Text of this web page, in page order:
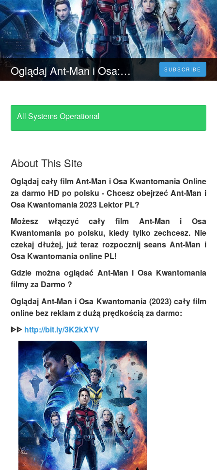
Oglądaj Ant-Man i Osa: Kwantomania (2023) Cały Film po Polsku za Darmo jakości HD! SUBSCRIBE
All Systems Operational
About This Site
Oglądaj cały film Ant-Man i Osa Kwantomania Online
za darmo HD po polsku - Chcesz obejrzeć Ant-Man i
Osa Kwantomania 2023 Lektor PL?
Możesz włączyć cały film Ant-Man i Osa
Kwantomania po polsku, kiedy tylko zechcesz. Nie
czekaj dłużej, już teraz rozpocznij seans Ant-Man i
Osa Kwantomania online PL!
Gdzie można oglądać Ant-Man i Osa Kwantomania
filmy za Darmo ?
Oglądaj Ant-Man i Osa Kwantomania (2023) cały film
online bez reklam z dużą prędkością za darmo:
ᐈᐈ http://bit.ly/3K2kXYV